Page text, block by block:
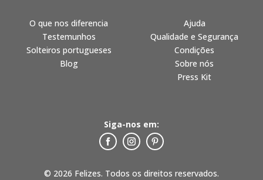
© 2026 Felizes. Todos os direitos reservados.
O que nos diferencia
Testemunhos
Solteiros portugueses
Blog
Ajuda
Qualidade e Segurança
Condições
Sobre nós
Press Kit
Siga-nos em: